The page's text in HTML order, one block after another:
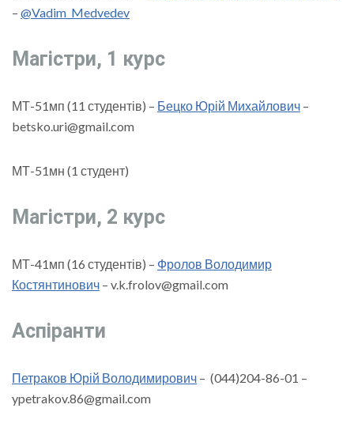
– @Vadim_Medvedev
Магістри, 1 курс
МТ-51мп (11 студентів) – Бецко Юрій Михайлович –
betsko.uri@gmail.com
МТ-51мн (1 студент)
Магістри, 2 курс
МТ-41мп (16 студентів) – Фролов Володимир
Костянтинович – v.k.frolov@gmail.com
Аспіранти
Петраков Юрій Володимирович – (044)204-86-01 –
ypetrakov.86@gmail.com